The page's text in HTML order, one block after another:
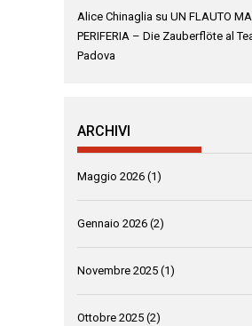
Alice Chinaglia su UN FLAUTO
PERIFERIA – Die Zauberflöte al
Padova
ARCHIVI
Maggio 2026 (1)
Gennaio 2026 (2)
Novembre 2025 (1)
Ottobre 2025 (2)